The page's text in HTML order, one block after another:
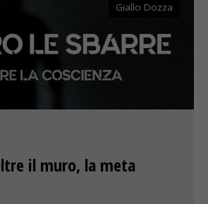
Giallo Dozza
il muro, la meta